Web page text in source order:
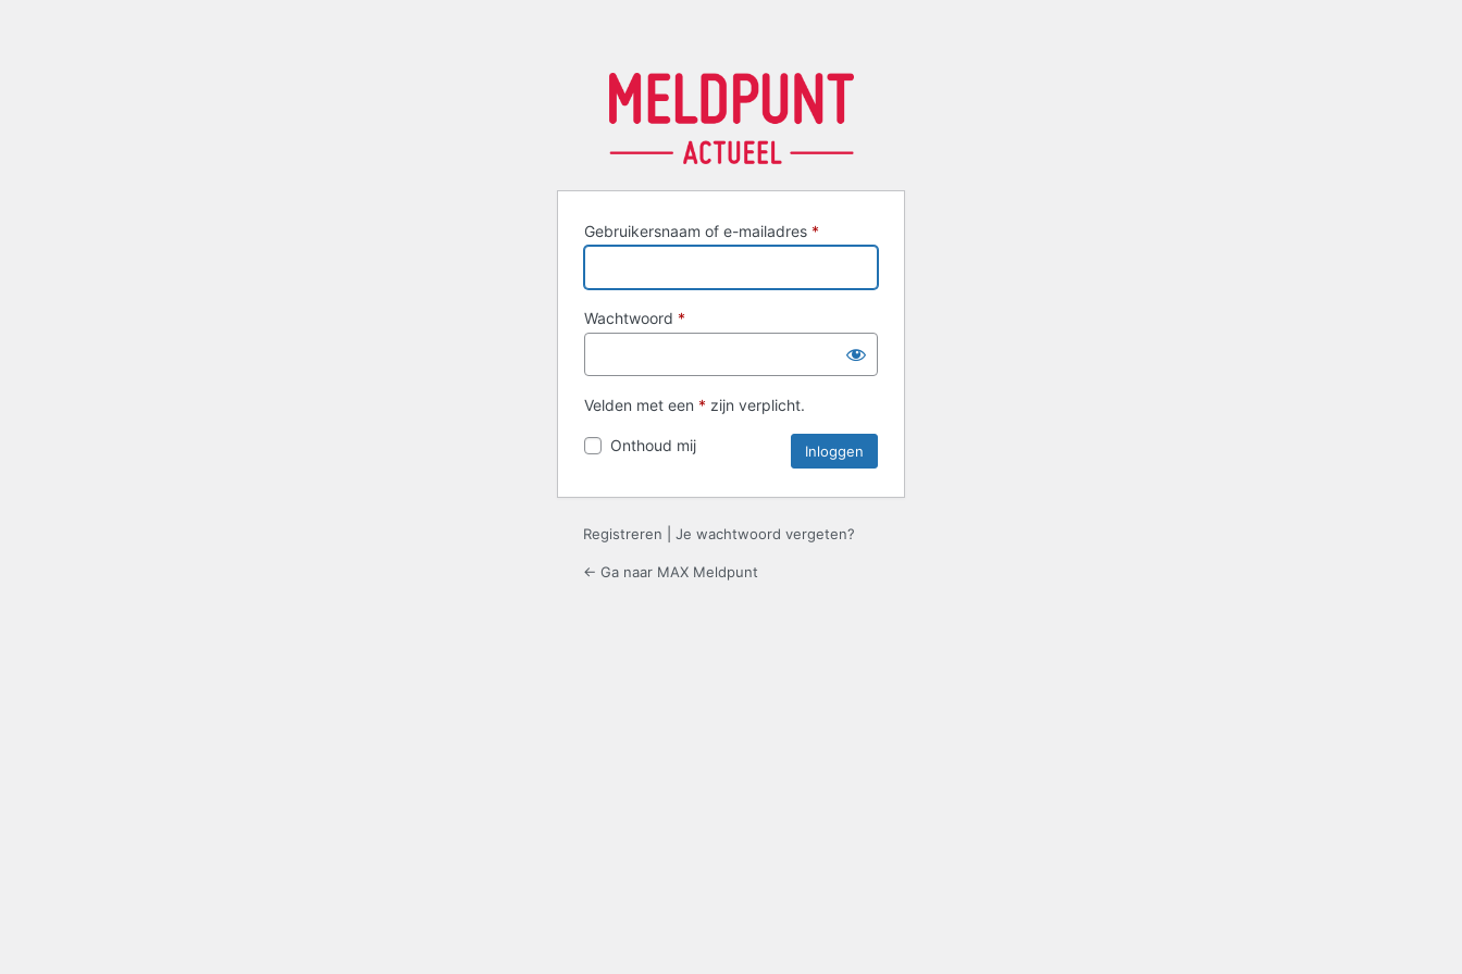
Gebruikersnaam of e-mailadres *
Wachtwoord *
Velden met een * zijn verplicht.
Onthoud mij
Registreren Je wachtwoord vergeten?
← Ga naar MAX Meldpunt